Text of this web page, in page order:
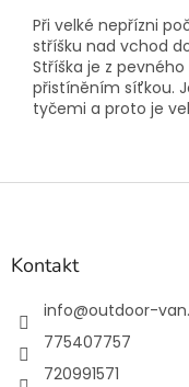
Při velké nepřízni
stříšku nad vchod
Stříška je z
přistíněním síťkou.
tyčemi a proto je
Z
Kontakt
info@outdoor-
775407757
720991571